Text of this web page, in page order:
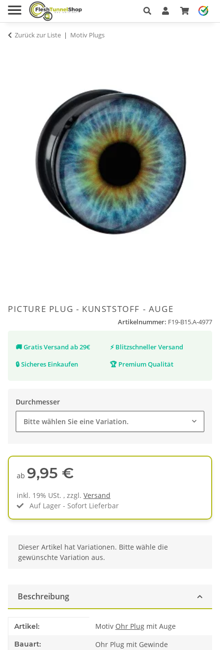
Zurück zur Liste Motiv Plugs
PICTURE PLUG - KUNSTSTOFF - AUGE
Artikelnummer: F19-B15.A-4977
🚚Gratis Versand ab 29€ ⚡ Blitzschneller Versand
🔒Sicheres Einkaufen 🏆 Premium Qualität
Durchmesser
Bitte wählen Sie eine Variation.
ab 9,95 €
inkl. 19% USt. , zzgl. Versand
Auf Lager - Sofort Lieferbar
x
Dieser Artikel hat Variationen. Bitte wähle die
gewünschte Variation aus.
Beschreibung
Produkteigenschaft
Wert
Artikel: Motiv Ohr Plug mit Auge
Bauart: Ohr Plug mit Gewinde